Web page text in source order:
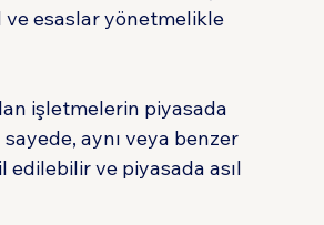
esaslar yönetmelikle
işletmelerin piyasada
aynı veya benzer
edilebilir ve piyasada asıl